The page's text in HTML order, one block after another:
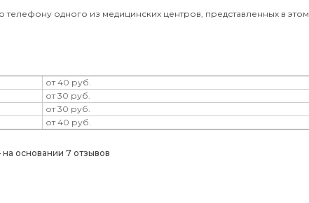
телефону одного из медицинских центров, представленных в этом
от 40 руб.
от 30 руб.
от 30 руб.
от 40 руб.
основании 7 отзывов